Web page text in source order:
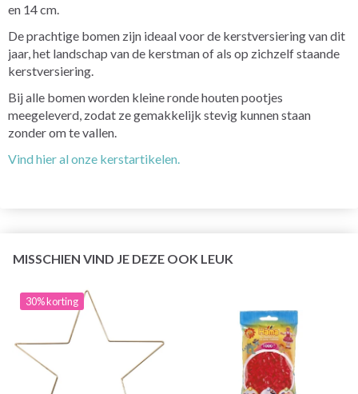
en 14 cm.
De prachtige bomen zijn ideaal voor de kerstversiering van dit
jaar, het landschap van de kerstman of als op zichzelf staande
kerstversiering.
Bij alle bomen worden kleine ronde houten pootjes
meegeleverd, zodat ze gemakkelijk stevig kunnen staan
zonder om te vallen.
Vind hier al onze kerstartikelen.
MISSCHIEN VIND JE DEZE OOK LEUK
30% korting